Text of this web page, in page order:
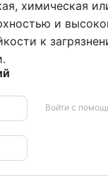
химическая
и
к
Войти с